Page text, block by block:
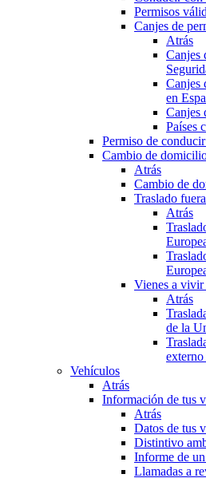
Permisos
Canjes de
Atrás
Canjes
Canjes
en
Canjes
Países
Permiso de
Cambio de
Atrás
Cambio de
Traslado
Atrás
Vienes a vivir
Atrás
de la
Vehículos
Atrás
Información de tus
Atrás
Datos de tus
Distintivo
Informe de
Llamadas a